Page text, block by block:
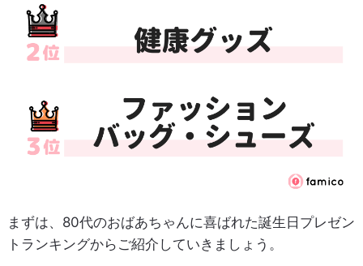
まずは、80代のおばあちゃんに喜ばれた誕生日プレゼン
トランキングからご紹介していきましょう。